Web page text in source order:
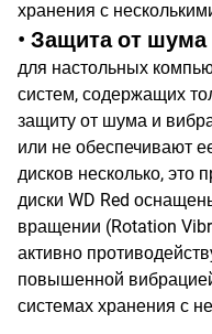
хранения с
• Защита от
для настольных
систем, содержащих
защиту от шума и
или не обеспечивают
дисков несколько, это
диски WD Red
вращении (Rotation
активно
повышенной
системах хранения с